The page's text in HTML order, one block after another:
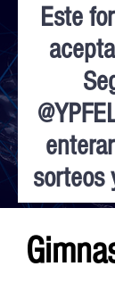
Este
sorteos